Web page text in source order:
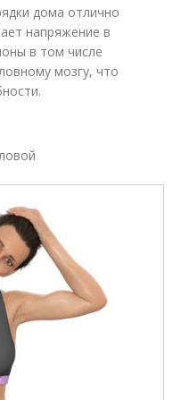
дома отлично
напряжение в
в том числе
мозгу, что